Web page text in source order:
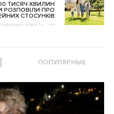
ТИСЯЧ ХВИЛИН
РОЗПОВІЛИ ПРО
СТОСУНКІВ
новость
ПОПУЛЯРНЫЕ